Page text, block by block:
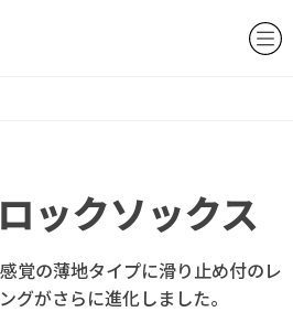
クソックス
覚の薄地タイプに滑り止め付のレ
グがさらに進化しました。